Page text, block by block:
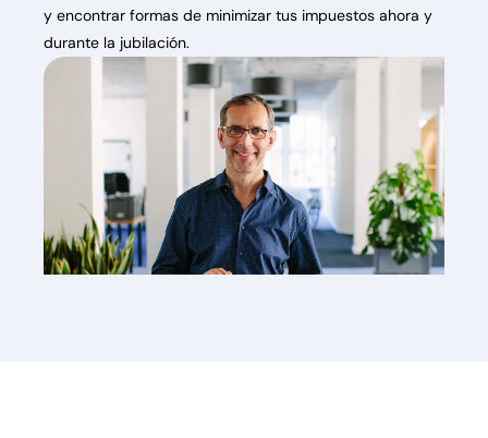
y encontrar formas de minimizar tus impuestos ahora y
durante la jubilación.